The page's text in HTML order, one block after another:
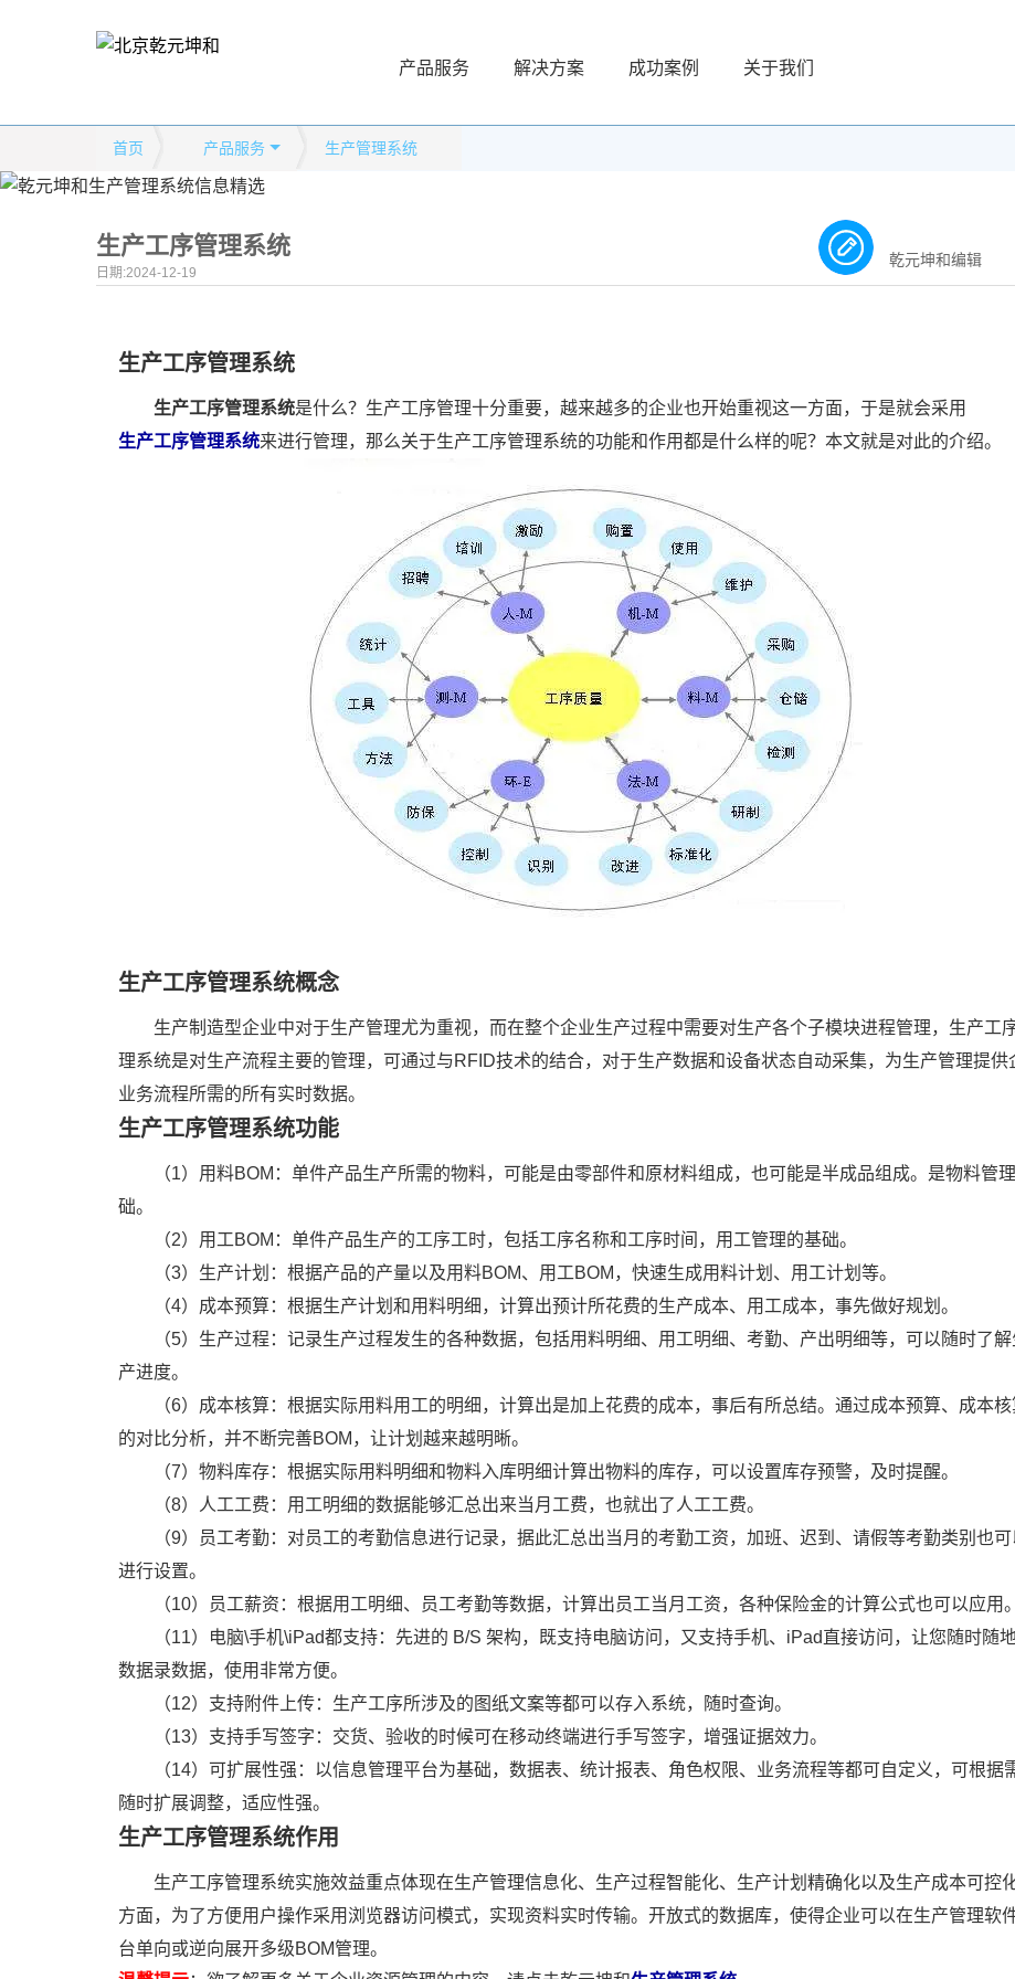
产品服务 解决方案 成功案例 关于我们
首页 产品服务 生产管理系统
生产工序管理系统
日期:2024-12-19
乾元坤和编辑
生产工序管理系统
生产工序管理系统是什么？生产工序管理十分重要，越来越多的企业也开始重视这一方面，于是就会采用
生产工序管理系统来进行管理，那么关于生产工序管理系统的功能和作用都是什么样的呢？本文就是对此的介绍。
生产工序管理系统概念
生产制造型企业中对于生产管理尤为重视，而在整个企业生产过程中需要对生产各个子模块进程管理，生产工
理系统是对生产流程主要的管理，可通过与RFID技术的结合，对于生产数据和设备状态自动采集，为生产管理提供
业务流程所需的所有实时数据。
生产工序管理系统功能
（1）用料BOM：单件产品生产所需的物料，可能是由零部件和原材料组成，也可能是半成品组成。是物料管
础。
（2）用工BOM：单件产品生产的工序工时，包括工序名称和工序时间，用工管理的基础。
（3）生产计划：根据产品的产量以及用料BOM、用工BOM，快速生成用料计划、用工计划等。
（4）成本预算：根据生产计划和用料明细，计算出预计所花费的生产成本、用工成本，事先做好规划。
（5）生产过程：记录生产过程发生的各种数据，包括用料明细、用工明细、考勤、产出明细等，可以随时了解
产进度。
（6）成本核算：根据实际用料用工的明细，计算出是加上花费的成本，事后有所总结。通过成本预算、成本核
的对比分析，并不断完善BOM，让计划越来越明晰。
（7）物料库存：根据实际用料明细和物料入库明细计算出物料的库存，可以设置库存预警，及时提醒。
（8）人工工费：用工明细的数据能够汇总出来当月工费，也就出了人工工费。
（9）员工考勤：对员工的考勤信息进行记录，据此汇总出当月的考勤工资，加班、迟到、请假等考勤类别也可
进行设置。
（10）员工薪资：根据用工明细、员工考勤等数据，计算出员工当月工资，各种保险金的计算公式也可以应用。
（11）电脑\手机\iPad都支持：先进的 B/S 架构，既支持电脑访问，又支持手机、iPad直接访问，让您随时随
数据录数据，使用非常方便。
（12）支持附件上传：生产工序所涉及的图纸文案等都可以存入系统，随时查询。
（13）支持手写签字：交货、验收的时候可在移动终端进行手写签字，增强证据效力。
（14）可扩展性强：以信息管理平台为基础，数据表、统计报表、角色权限、业务流程等都可自定义，可根据
随时扩展调整，适应性强。
生产工序管理系统作用
生产工序管理系统实施效益重点体现在生产管理信息化、生产过程智能化、生产计划精确化以及生产成本可控
方面，为了方便用户操作采用浏览器访问模式，实现资料实时传输。开放式的数据库，使得企业可以在生产管理软
台单向或逆向展开多级BOM管理。